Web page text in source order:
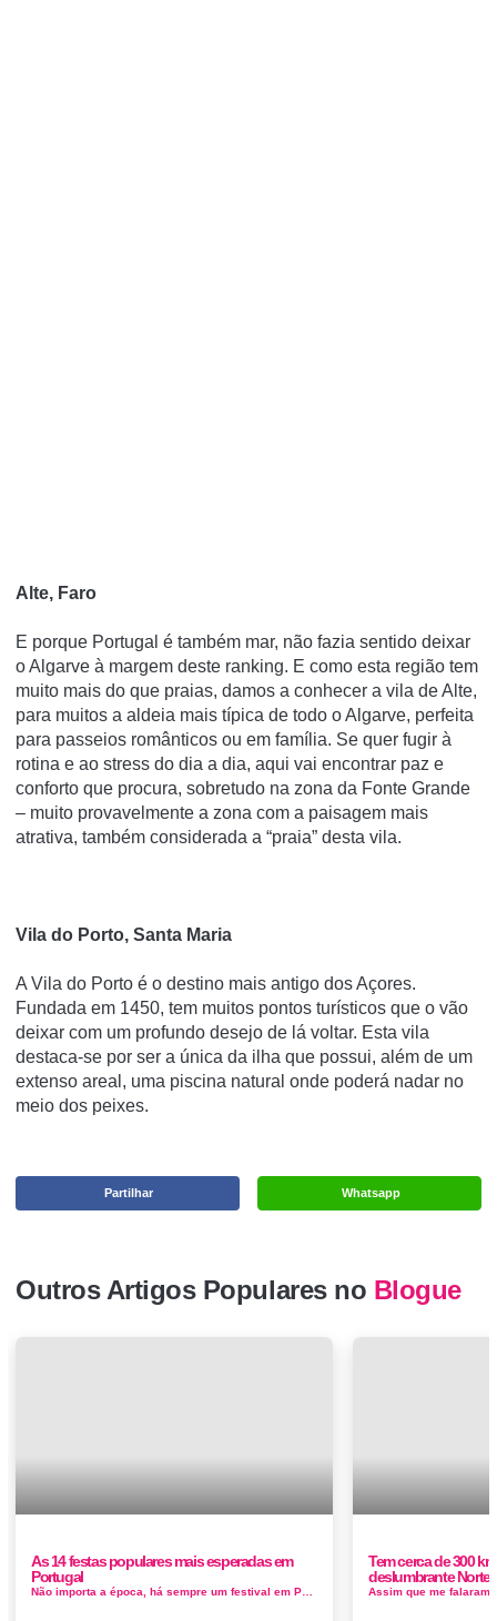
Alte, Faro
E porque Portugal é também mar, não fazia sentido deixar
o Algarve à margem deste ranking. E como esta região tem
muito mais do que praias, damos a conhecer a vila de Alte,
para muitos a aldeia mais típica de todo o Algarve, perfeita
para passeios românticos ou em família. Se quer fugir à
rotina e ao stress do dia a dia, aqui vai encontrar paz e
conforto que procura, sobretudo na zona da Fonte Grande
– muito provavelmente a zona com a paisagem mais
atrativa, também considerada a “praia” desta vila.
Vila do Porto, Santa Maria
A Vila do Porto é o destino mais antigo dos Açores.
Fundada em 1450, tem muitos pontos turísticos que o vão
deixar com um profundo desejo de lá voltar. Esta vila
destaca-se por ser a única da ilha que possui, além de um
extenso areal, uma piscina natural onde poderá nadar no
meio dos peixes.
Whatsapp
Partilhar
Outros Artigos Populares no Blogue
As 14 festas populares mais esperadas em
Portugal
Não importa a época, há sempre um festival em Portugal , e os locais sabem como fazer uma festa. Entre os eventos ...
Tem cerca de 300
deslumbrante Norte